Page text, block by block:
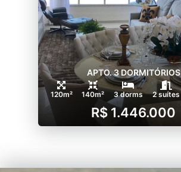
APTO. 3 DORMITÓRIOS
120m² 140m² 3 dorms 2 suítes
R$ 1.446.000